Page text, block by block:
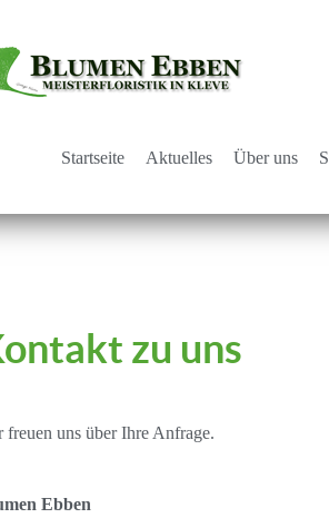
Startseite Aktuelles Über uns
zu uns
freuen uns über Ihre Anfrage.
Ebben